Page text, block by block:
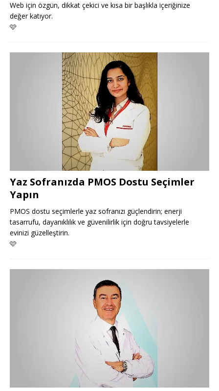
Web için özgün, dikkat çekici ve kısa bir başlıkla içeriğinize
değer katıyor.
🩷
Yaz Sofranızda PMOS Dostu Seçimler
Yapın
PMOS dostu seçimlerle yaz sofranızı güçlendirin; enerji
tasarrufu, dayanıklılık ve güvenilirlik için doğru tavsiyelerle
evinizi güzelleştirin.
🩷